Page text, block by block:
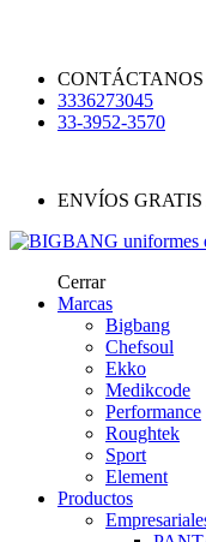
CONTÁCTANOS
3336273045
33-3952-3570
ENVÍOS GRATIS
Cerrar
Marcas
Bigbang
Chefsoul
Ekko
Medikcode
Performance
Roughtek
Sport
Element
Productos